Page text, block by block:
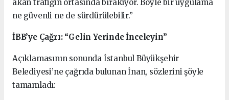
akan trafiğin ortasında bırakıyor. Böyle bir uygulama
ne güvenli ne de sürdürülebilir.”
İBB’ye Çağrı: “Gelin Yerinde İnceleyin”
Açıklamasının sonunda İstanbul Büyükşehir
Belediyesi’ne çağrıda bulunan İnan, sözlerini şöyle
tamamladı: